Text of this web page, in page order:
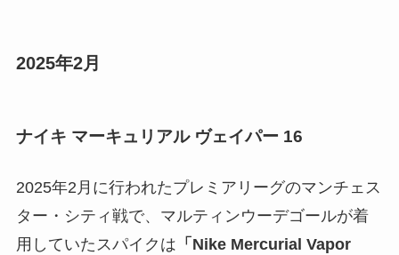
2025年2月
ナイキ マーキュリアル ヴェイパー 16
2025年2月に行われたプレミアリーグのマンチェス
ター・シティ戦で、マルティンウーデゴールが着
用していたスパイクは 「Nike Mercurial Vapor